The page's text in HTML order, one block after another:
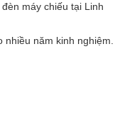
máy chiếu tại Linh
nhiều năm kinh nghiệm.